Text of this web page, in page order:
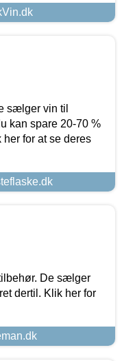
sælger vin til
kan spare 20-70 %
for at se deres
De sælger
dertil. Klik her for